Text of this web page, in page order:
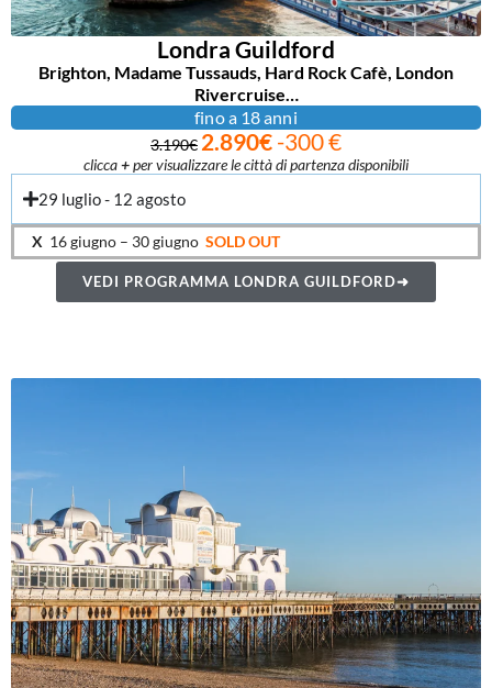
Londra Guildford
Brighton, Madame Tussauds, Hard Rock Cafè, London
Rivercruise…
fino a 18 anni
3.190€ 2.890€ -300 €
clicca+per visualizzare le città di partenza disponibili
29 luglio - 12 agosto
X 16 giugno – 30 giugno SOLD OUT
VEDI PROGRAMMA LONDRA GUILDFORD➜